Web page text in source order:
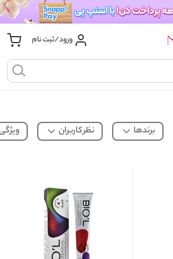
ورود/ثبت نام
برندها نظر کاربران